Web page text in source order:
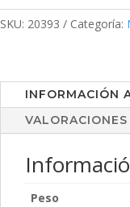
SKU: 20393 Categoría:
INFORMACIÓN
Peso